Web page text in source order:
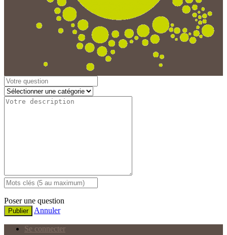
Poser une question
Publier Annuler
Se connecter